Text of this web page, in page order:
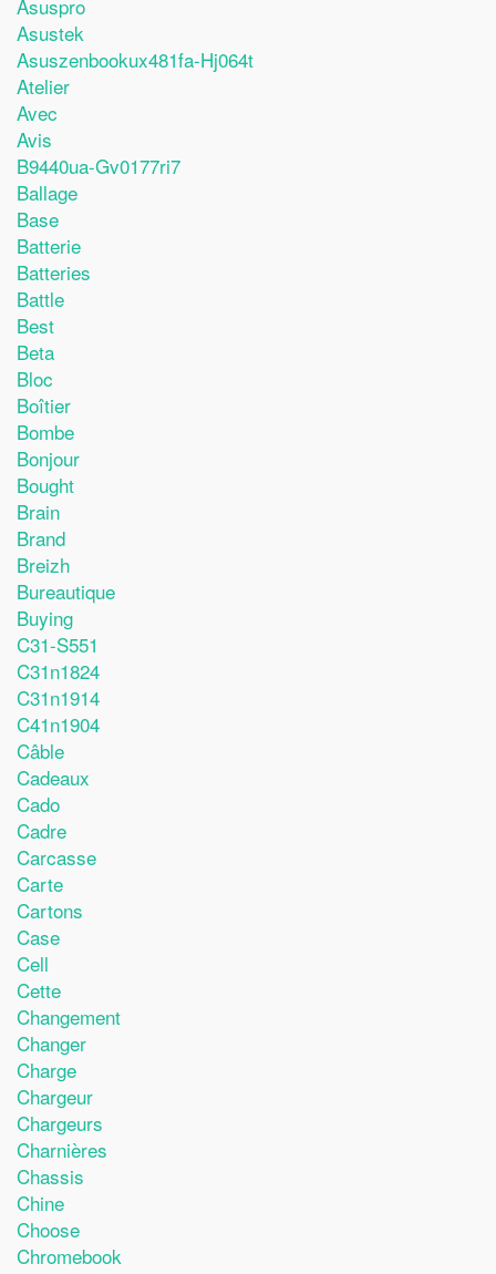
Asuspro
Asustek
Asuszenbookux481fa-Hj064t
Atelier
Avec
Avis
B9440ua-Gv0177ri7
Ballage
Base
Batterie
Batteries
Battle
Best
Beta
Bloc
Boîtier
Bombe
Bonjour
Bought
Brain
Brand
Breizh
Bureautique
Buying
C31-S551
C31n1824
C31n1914
C41n1904
Câble
Cadeaux
Cado
Cadre
Carcasse
Carte
Cartons
Case
Cell
Cette
Changement
Changer
Charge
Chargeur
Chargeurs
Charnières
Chassis
Chine
Choose
Chromebook